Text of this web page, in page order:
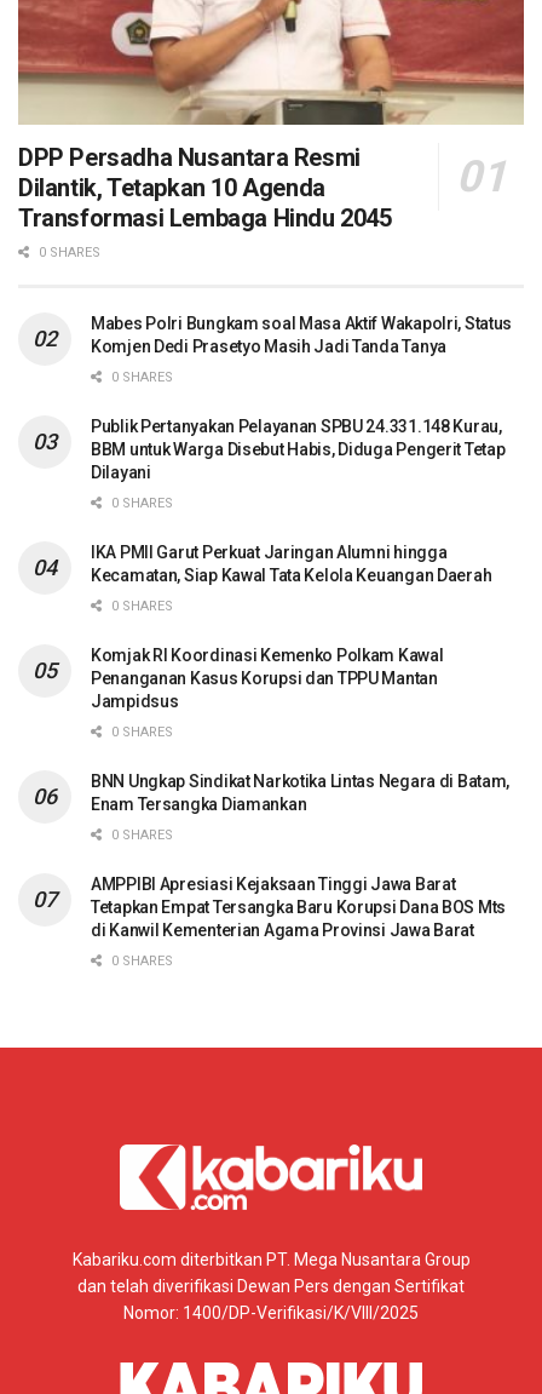
DPP Persadha Nusantara Resmi
Dilantik, Tetapkan 10 Agenda
Transformasi Lembaga Hindu 2045
0 SHARES
Mabes Polri Bungkam soal Masa Aktif Wakapolri, Status
Komjen Dedi Prasetyo Masih Jadi Tanda Tanya
0 SHARES
Publik Pertanyakan Pelayanan SPBU 24.331.148 Kurau,
BBM untuk Warga Disebut Habis, Diduga Pengerit Tetap
Dilayani
0 SHARES
IKA PMII Garut Perkuat Jaringan Alumni hingga
Kecamatan, Siap Kawal Tata Kelola Keuangan Daerah
0 SHARES
Komjak RI Koordinasi Kemenko Polkam Kawal
Penanganan Kasus Korupsi dan TPPU Mantan
Jampidsus
0 SHARES
BNN Ungkap Sindikat Narkotika Lintas Negara di Batam,
Enam Tersangka Diamankan
0 SHARES
AMPPIBI Apresiasi Kejaksaan Tinggi Jawa Barat
Tetapkan Empat Tersangka Baru Korupsi Dana BOS Mts
di Kanwil Kementerian Agama Provinsi Jawa Barat
0 SHARES
Kabariku.com diterbitkan PT. Mega Nusantara Group
dan telah diverifikasi Dewan Pers dengan Sertifikat
Nomor: 1400/DP-Verifikasi/K/VIII/2025